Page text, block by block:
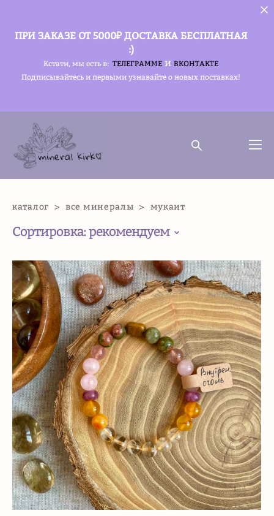
ПРИ ЗАКАЗЕ ОТ 5000₽ ДОСТАВКА БЕСПЛАТНАЯ
:)
Кстати, мы есть в: ТЕЛЕГРАММЕ и ВКОНТАКТЕ
Подписывайтесь и первыми узнавайте о новых поставках!
каталог > все минералы > мукаит
Сортировка:рекомендуем